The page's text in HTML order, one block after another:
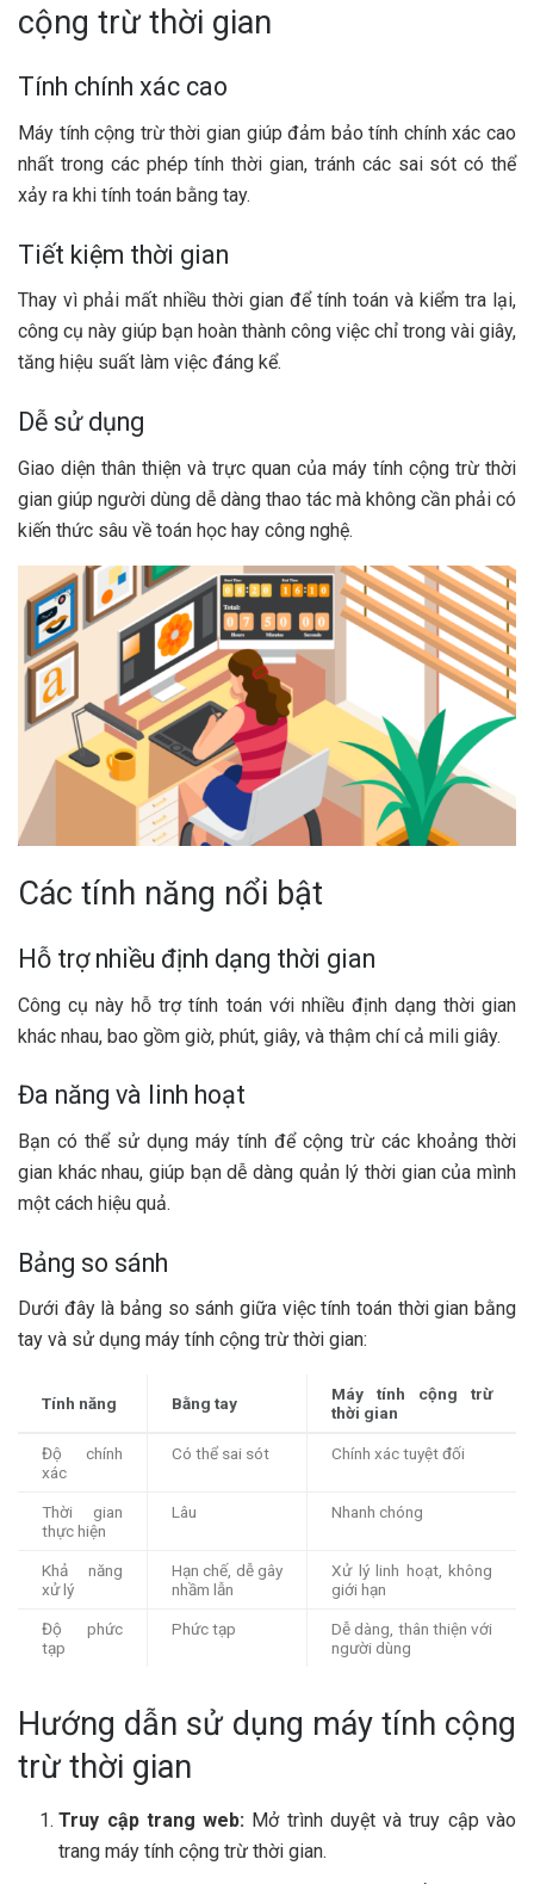
cộng trừ thời gian
Tính chính xác cao
Máy tính cộng trừ thời gian giúp đảm bảo tính chính xác cao
nhất trong các phép tính thời gian, tránh các sai sót có thể
xảy ra khi tính toán bằng tay.
Tiết kiệm thời gian
Thay vì phải mất nhiều thời gian để tính toán và kiểm tra lại,
công cụ này giúp bạn hoàn thành công việc chỉ trong vài giây,
tăng hiệu suất làm việc đáng kể.
Dễ sử dụng
Giao diện thân thiện và trực quan của máy tính cộng trừ thời
gian giúp người dùng dễ dàng thao tác mà không cần phải có
kiến thức sâu về toán học hay công nghệ.
Các tính năng nổi bật
Hỗ trợ nhiều định dạng thời gian
Công cụ này hỗ trợ tính toán với nhiều định dạng thời gian
khác nhau, bao gồm giờ, phút, giây, và thậm chí cả mili giây.
Đa năng và linh hoạt
Bạn có thể sử dụng máy tính để cộng trừ các khoảng thời
gian khác nhau, giúp bạn dễ dàng quản lý thời gian của mình
một cách hiệu quả.
Bảng so sánh
Dưới đây là bảng so sánh giữa việc tính toán thời gian bằng
tay và sử dụng máy tính cộng trừ thời gian:
Tính năng Bằng tay
Máy tính cộng trừ
thời gian
Độ chính
xác
Có thể sai sót Chính xác tuyệt đối
Thời gian
thực hiện
Lâu Nhanh chóng
Khả năng
xử lý
Hạn chế, dễ gây
nhầm lẫn
Xử lý linh hoạt, không
giới hạn
Độ phức
tạp
Phức tạp
Dễ dàng, thân thiện với
người dùng
Hướng dẫn sử dụng máy tính cộng
trừ thời gian
Truy cập trang web: Mở trình duyệt và truy cập vào
trang máy tính cộng trừ thời gian.